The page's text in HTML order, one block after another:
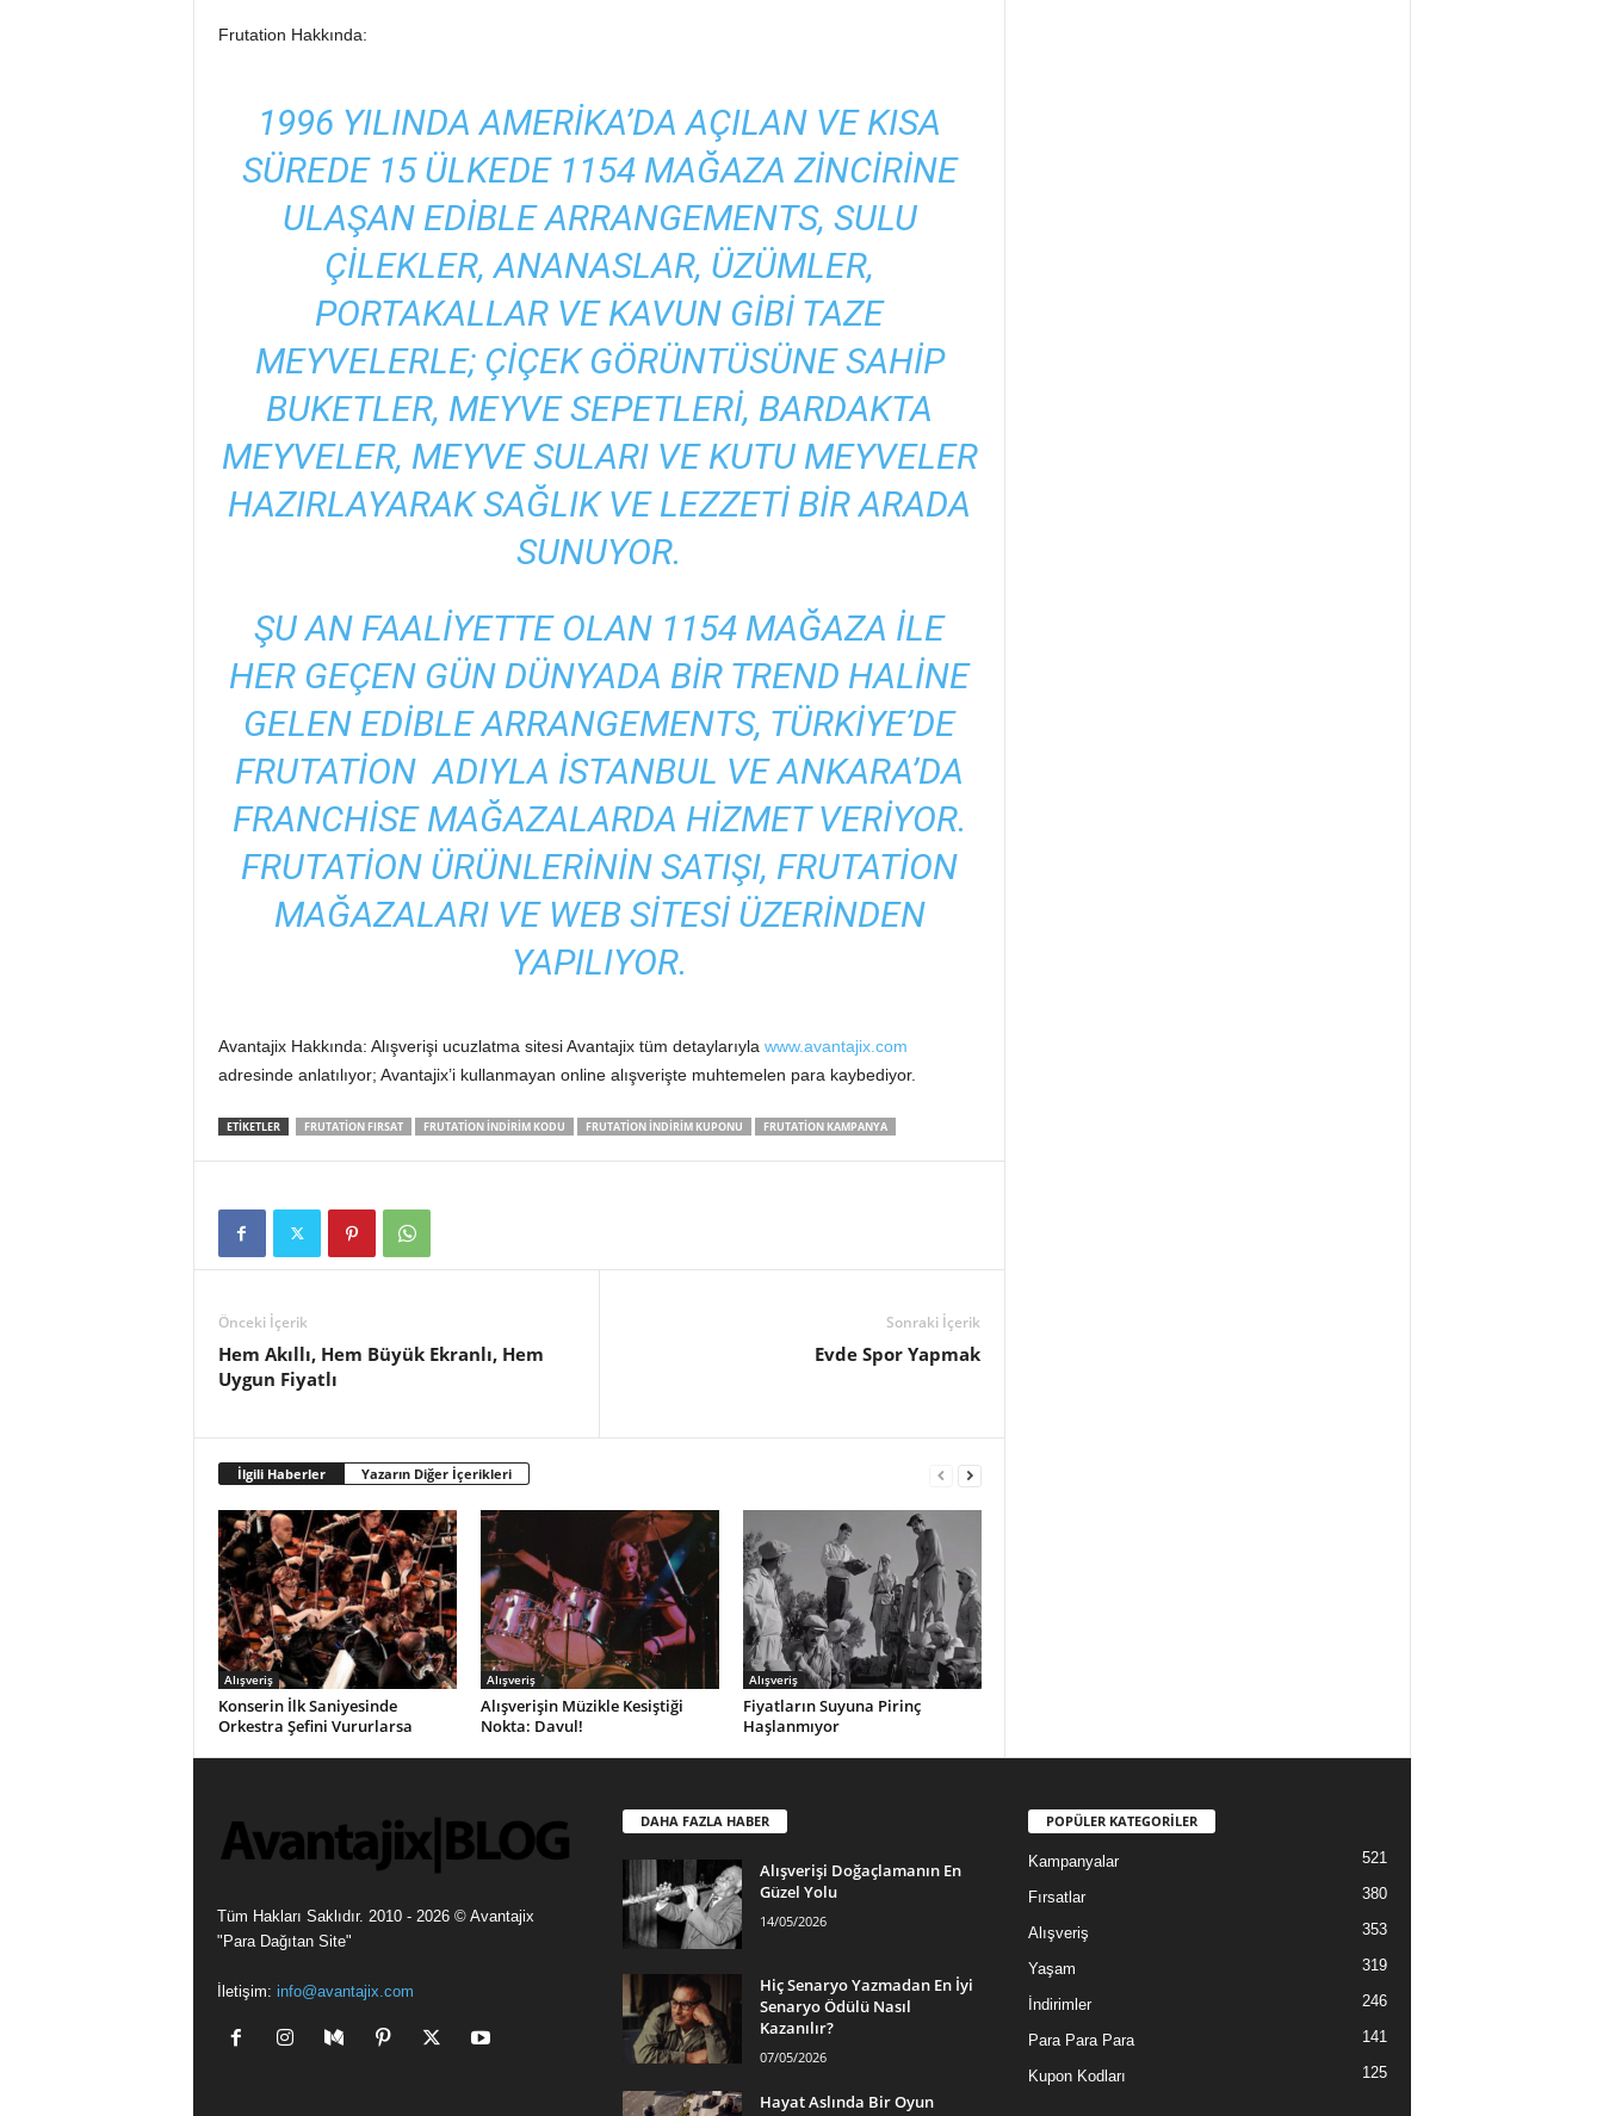
Frutation Hakkında:
1996 YILINDA AMERIKA’DA AÇILAN VE KISA
SÜREDE 15 ÜLKEDE 1154 MAĞAZA ZINCIRINE
ULAŞAN EDIBLE ARRANGEMENTS, SULU
ÇILEKLER, ANANASLAR, ÜZÜMLER,
PORTAKALLAR VE KAVUN GIBI TAZE
MEYVELERLE; ÇIÇEK GÖRÜNTÜSÜNE SAHIP
BUKETLER, MEYVE SEPETLERI, BARDAKTA
MEYVELER, MEYVE SULARI VE KUTU MEYVELER
HAZIRLAYARAK SAĞLIK VE LEZZETI BIR ARADA
SUNUYOR.
ŞU AN FAALIYETTE OLAN 1154 MAĞAZA ILE
HER GEÇEN GÜN DÜNYADA BIR TREND HALINE
GELEN EDIBLE ARRANGEMENTS, TÜRKIYE’DE
FRUTATION ADIYLA İSTANBUL VE ANKARA’DA
FRANCHISE MAĞAZALARDA HIZMET VERIYOR.
FRUTATION ÜRÜNLERININ SATIŞI, FRUTATION
MAĞAZALARI VE WEB SITESI ÜZERINDEN
YAPILIYOR.
Avantajix Hakkında: Alışverişi ucuzlatma sitesi Avantajix tüm detaylarıyla www.avantajix.com
adresinde anlatılıyor; Avantajix’i kullanmayan online alışverişte muhtemelen para kaybediyor.
ETIKETLER FRUTATION FIRSAT FRUTATION INDIRIM KODU FRUTATION INDIRIM KUPONU FRUTATION KAMPANYA
Önceki İçerik
Hem Akıllı, Hem Büyük Ekranlı, Hem
Uygun Fiyatlı
Sonraki İçerik
Evde Spor Yapmak
İlgili Haberler Yazarın Diğer İçerikleri
Alışveriş
Konserin İlk Saniyesinde
Orkestra Şefini Vururlarsa
Alışveriş
Alışverişin Müzikle Kesiştiği
Nokta: Davul!
Alışveriş
Fiyatların Suyuna Pirinç
Haşlanmıyor
Tüm Hakları Saklıdır. 2010 - 2026 © Avantajix
"Para Dağıtan Site"
İletişim: info@avantajix.com
DAHA FAZLA HABER
Alışverişi Doğaçlamanın En
Güzel Yolu
14/05/2026
Hiç Senaryo Yazmadan En İyi
Senaryo Ödülü Nasıl
Kazanılır?
07/05/2026
Hayat Aslında Bir Oyun
POPÜLER KATEGORİLER
Kampanyalar 521
Fırsatlar 380
Alışveriş 353
Yaşam 319
İndirimler 246
Para Para Para 141
Kupon Kodları 125